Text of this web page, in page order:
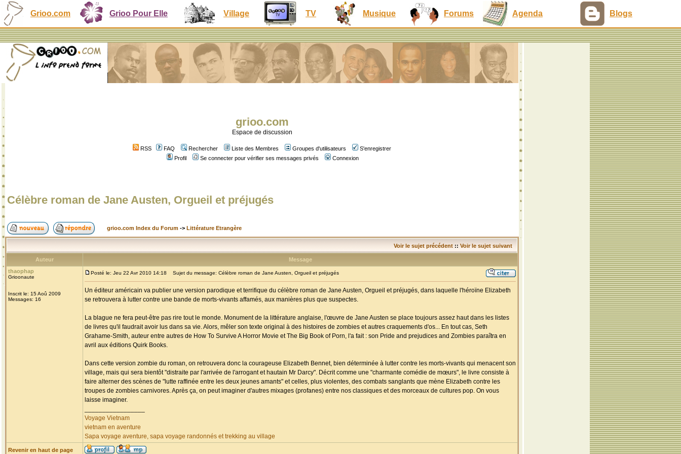
Grioo.com Grioo Pour Elle Village TV Musique Forums Agenda Blogs
grioo.com
Espace de discussion
RSS FAQ Rechercher Liste des Membres Groupes d'utilisateurs
S'enregistrer
Profil
Se connecter pour vérifier ses messages privés Connexion
Célèbre roman de Jane Austen, Orgueil et préjugés
grioo.com Index du Forum -> Littérature Etrangère
Voir le sujet précédent :: Voir le sujet suivant
Auteur
Message
thaophap
Grioonaute
Inscrit le: 15 Aoû 2009
Messages: 16
Posté le: Jeu 22 Avr 2010 14:18 Sujet du message: Célèbre roman de Jane Austen, Orgueil et préjugés
Un éditeur américain va publier une version parodique et terrifique du célèbre roman de Jane Austen, Orgueil et préjugés, dans laquelle l'héroïne Elizabeth
se retrouvera à lutter contre une bande de morts-vivants affamés, aux manières plus que suspectes.
La blague ne fera peut-être pas rire tout le monde. Monument de la littérature anglaise, l'œuvre de Jane Austen se place toujours assez haut dans les listes
de livres qu'il faudrait avoir lus dans sa vie. Alors, mêler son texte original à des histoires de zombies et autres craquements d'os... En tout cas, Seth
Grahame-Smith, auteur entre autres de How To Survive A Horror Movie et The Big Book of Porn, l'a fait : son Pride and prejudices and Zombies paraîtra en
avril aux éditions Quirk Books.
Dans cette version zombie du roman, on retrouvera donc la courageuse Elizabeth Bennet, bien déterminée à lutter contre les morts-vivants qui menacent son
village, mais qui sera bientôt "distraite par l'arrivée de l'arrogant et hautain Mr Darcy". Décrit comme une "charmante comédie de mœurs", le livre consiste à
faire alterner des scènes de "lutte raffinée entre les deux jeunes amants" et celles, plus violentes, des combats sanglants que mène Elizabeth contre les
troupes de zombies carnivores. Après ça, on peut imaginer d'autres mixages (profanes) entre nos classiques et des morceaux de cultures pop. On vous
laisse imaginer.
Voyage Vietnam
vietnam en aventure
Sapa voyage aventure, sapa voyage randonnés et trekking au village
Revenir en haut de page